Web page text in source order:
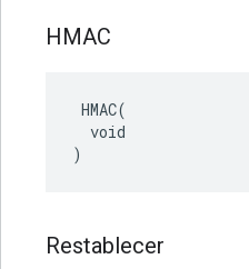
HMAC
HMAC(
  void
)
Restablecer